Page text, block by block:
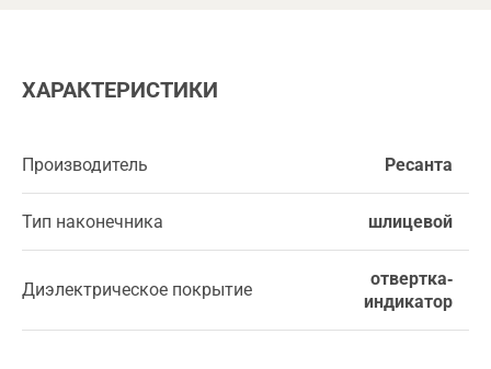
ХАРАКТЕРИСТИКИ
Производитель Ресанта
Тип наконечника шлицевой
Диэлектрическое покрытие
отвертка-
индикатор